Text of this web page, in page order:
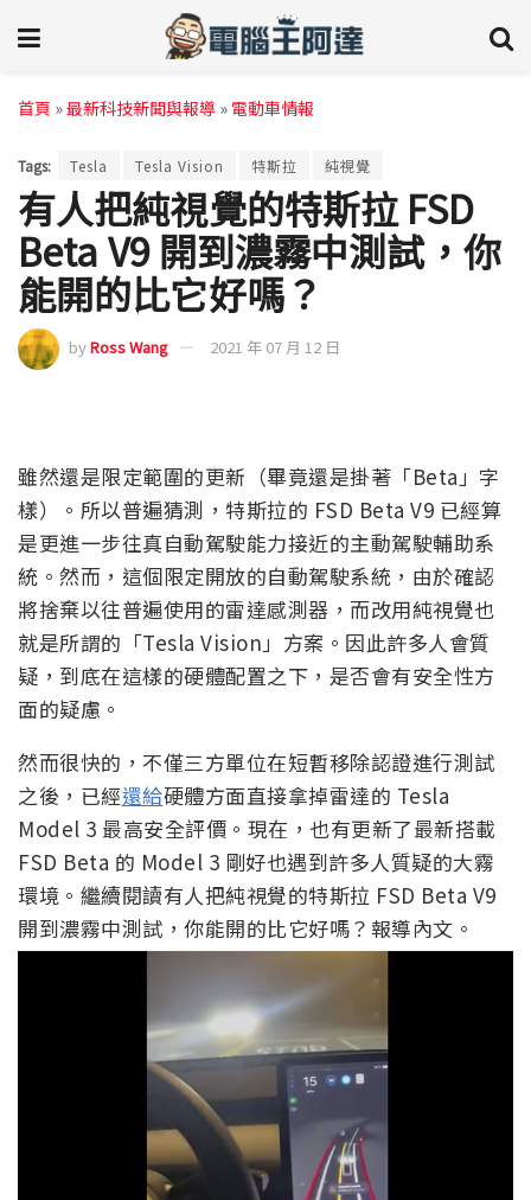
首頁 »最新科技新聞與報導 » 電動車情報
Tags: Tesla Tesla Vision 特斯拉 純視覺
有人把純視覺的特斯拉 FSD
Beta V9 開到濃霧中測試，你
能開的比它好嗎？
byRoss Wang 2021 年 07 月 12 日
雖然還是限定範圍的更新（畢竟還是掛著「Beta」字
樣）。所以普遍猜測，特斯拉的 FSD Beta V9 已經算
是更進一步往真自動駕駛能力接近的主動駕駛輔助系
統。然而，這個限定開放的自動駕駛系統，由於確認
將捨棄以往普遍使用的雷達感測器，而改用純視覺也
就是所謂的「Tesla Vision」方案。因此許多人會質
疑，到底在這樣的硬體配置之下，是否會有安全性方
面的疑慮。
然而很快的，不僅三方單位在短暫移除認證進行測試
之後，已經還給硬體方面直接拿掉雷達的 Tesla
Model 3 最高安全評價。現在，也有更新了最新搭載
FSD Beta 的 Model 3 剛好也遇到許多人質疑的大霧
環境。繼續閱讀有人把純視覺的特斯拉 FSD Beta V9
開到濃霧中測試，你能開的比它好嗎？報導內文。